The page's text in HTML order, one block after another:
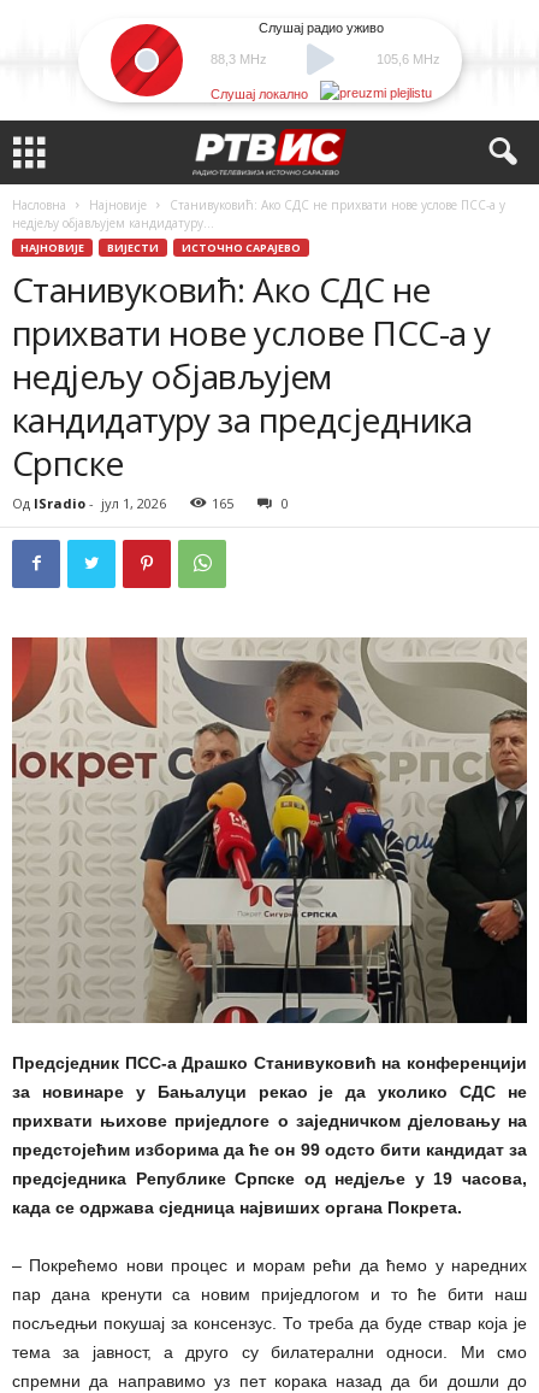
88,3 MHz
Слушај радио уживо
105,6 MHz
Слушај локално
Насловна Најновије
Станивуковић: Ако СДС не прихвати нове услове ПСС-а у
недјељу објављујем кандидатуру...
НАЈНОВИЈЕ ВИЈЕСТИ ИСТОЧНО САРАЈЕВО
Станивуковић: Ако СДС не
прихвати нове услове ПСС-а у
недјељу објављујем
кандидатуру за предсједника
Српске
Од ISradio - јул 1, 2026 165 0
Предсједник ПСС-а Драшко Станивуковић на конференцији
за новинаре у Бањалуци рекао је да уколико СДС не
прихвати њихове приједлоге о заједничком дјеловању на
предстојећим изборима да ће он 99 одсто бити кандидат за
предсједника Републике Српске од недјеље у 19 часова,
када се одржава сједница највиших органа Покрета.
– Покрећемо нови процес и морам рећи да ћемо у наредних
пар дана кренути са новим приједлогом и то ће бити наш
посљедњи покушај за консензус. То треба да буде ствар која је
тема за јавност, а друго су билатерални односи. Ми смо
спремни да направимо уз пет корака назад да би дошли до